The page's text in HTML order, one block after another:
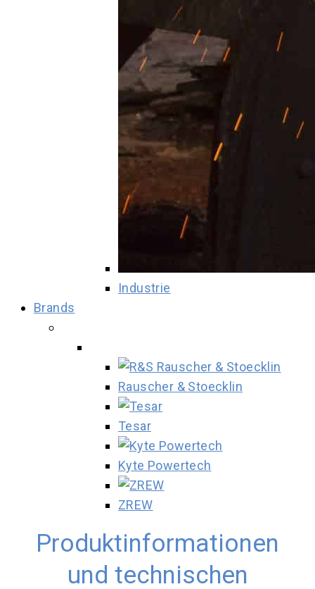
Industrie
Brands
Rauscher & Stoecklin
Tesar
Kyte Powertech
ZREW
Produktinformationen
und technischen